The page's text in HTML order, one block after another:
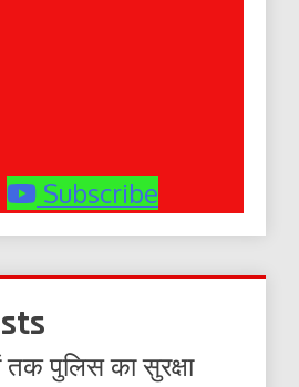
Subscribe
तक पुलिस का सुरक्षा